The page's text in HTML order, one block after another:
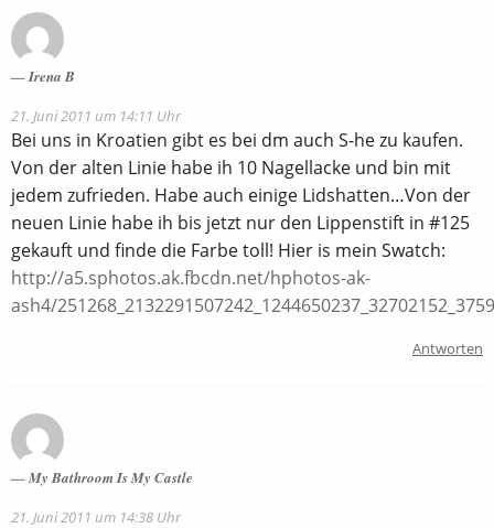
Irena B
21. Juni 2011 um 14:11 Uhr
Bei uns in Kroatien gibt es bei dm auch S-he zu kaufen.
Von der alten Linie habe ih 10 Nagellacke und bin mit
jedem zufrieden. Habe auch einige Lidshatten…Von der
neuen Linie habe ih bis jetzt nur den Lippenstift in #125
gekauft und finde die Farbe toll! Hier is mein Swatch:
http://a5.sphotos.ak.fbcdn.net/hphotos-ak-
ash4/
Antworten
My Bathroom Is My Castle
21. Juni 2011 um 14:38 Uhr